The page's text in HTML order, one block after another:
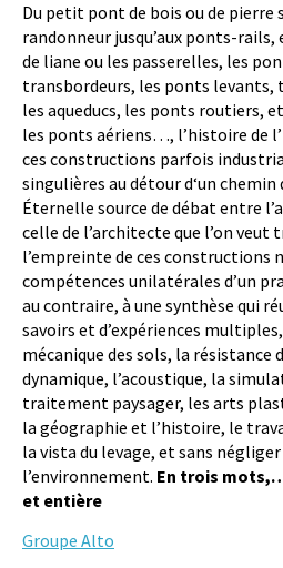
Du petit pont de bois ou de pierre
randonneur jusqu’aux ponts-
de liane ou les passerelles, les
transbordeurs, les ponts levants,
les aqueducs, les ponts routiers,
les ponts aériens…, l’histoire de
ces constructions parfois
singulières au détour d‘un chemin
Éternelle source de débat entre
celle de l’architecte que l’on veut
l’empreinte de ces constructions
compétences unilatérales d’un
au contraire, à une synthèse qui
savoirs et d’expériences
mécanique des sols, la résistance
dynamique, l’acoustique, la
traitement paysager, les arts
la géographie et l’histoire, le
la vista du levage, et sans
l’environnement. En trois
et entière
Groupe Alto